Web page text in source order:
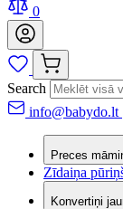
0
Search
info@babydo.lt
Preces
Zīdaiņa
Konvertiņi